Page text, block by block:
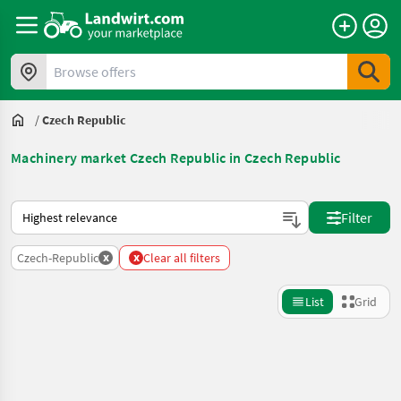
Browse offers
/Czech Republic
Machinery market Czech Republic in Czech Republic
This is how sorting works on Landwirt.com
Filter
Czech-Republic x x Clear all filters
List Grid